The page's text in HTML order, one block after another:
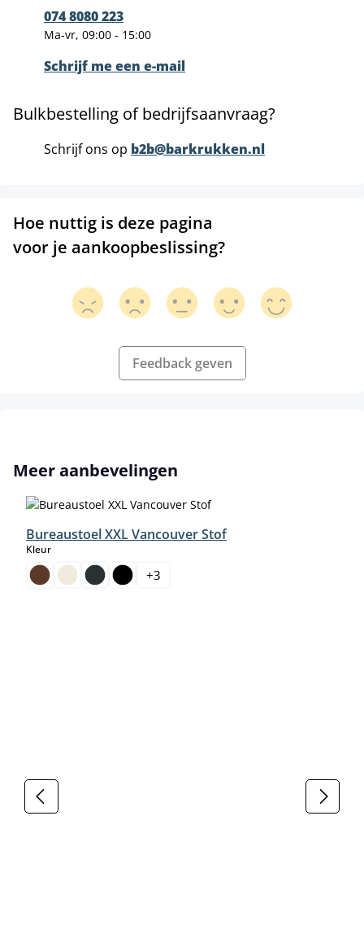
074 8080 223
Ma-vr, 09:00 - 15:00
Schrijf me een e-mail
Bulkbestelling of bedrijfsaanvraag?
Schrijf ons op b2b@barkrukken.nl
Hoe nuttig is deze pagina
voor je aankoopbeslissing?
Feedback geven
Productgalerij overslaan
Meer aanbevelingen
Bureaustoel XXL Vancouver Stof
Kleurselect
+3